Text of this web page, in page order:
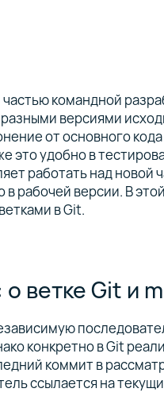
командной
версиями
от основного
это удобно в
работать над новой
рабочей версии. В
в Git.
ветке Git и
конкретно в Git
коммит в
ссылается на